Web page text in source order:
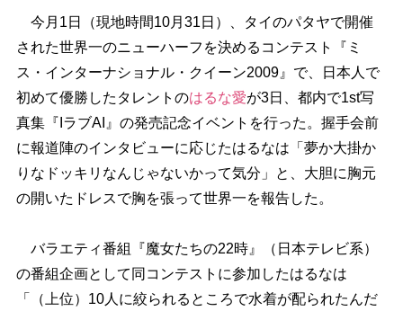
今月1日（現地時間10月31日）、タイのパタヤで開催
された世界一のニューハーフを決めるコンテスト『ミ
ス・インターナショナル・クイーン2009』で、日本人で
初めて優勝したタレントのはるな愛が3日、都内で1st写
真集『IラブAI』の発売記念イベントを行った。握手会前
に報道陣のインタビューに応じたはるなは「夢か大掛か
りなドッキリなんじゃないかって気分」と、大胆に胸元
の開いたドレスで胸を張って世界一を報告した。
バラエティ番組『魔女たちの22時』（日本テレビ系）
の番組企画として同コンテストに参加したはるなは
「（上位）10人に絞られるところで水着が配られたんだ